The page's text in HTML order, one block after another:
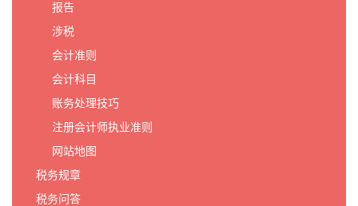
报告
涉税
会计准则
会计科目
账务处理技巧
注册会计师执业准则
网站地图
税务规章
税务问答